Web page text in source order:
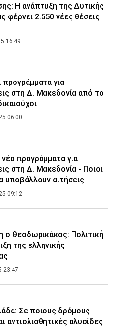
Η ανάπτυξη της Δυτικής
φέρνει 2.550 νέες θέσεις
16:49
προγράμματα για
στη Δ. Μακεδονία από το
06:00
προγράμματα για
στη Δ. Μακεδονία - Ποιοι
υποβάλλουν αιτήσεις
09:12
ο Θεοδωρικάκος: Πολιτική
της ελληνικής
23:47
Σε ποιους δρόμους
αντιολισθητικές αλυσίδες